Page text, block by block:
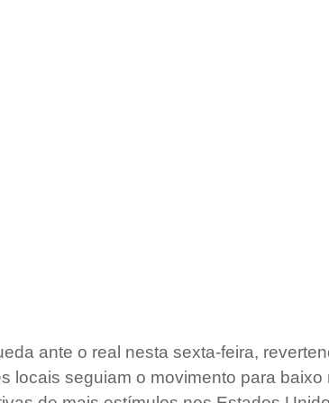
ante o real nesta sexta-feira,
locais seguiam o movimento para baixo